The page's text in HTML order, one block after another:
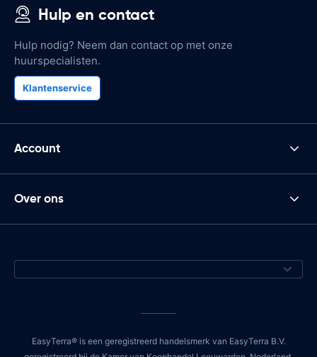
Hulp en contact
Hulp nodig? Neem dan contact op met onze
huurspecialisten.
Klantenservice
Account
Over ons
EasyTerra® is een geregistreerd handelsmerk van EasyTerra B.V.